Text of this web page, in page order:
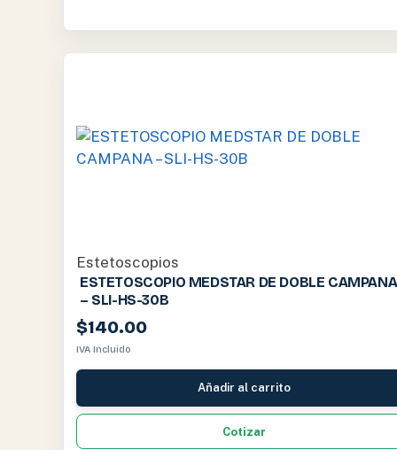
Estetoscopios
ESTETOSCOPIO MEDSTAR DE DOBLE CAMPANA
– SLI-HS-30B
$140.00
IVA Incluido
Añadir al carrito
Cotizar